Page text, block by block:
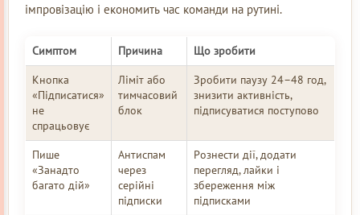
імпровізацію і економить час команди на рутині.
Симптом Причина
Що зробити
Кнопка
«Підписатися»
не
спрацьовує
Ліміт або
тимчасовий
блок
Зробити паузу 24–48 год,
знизити активність,
підписуватися поступово
Пише
«Занадто
багато дій»
Антиспам
через
серійні
підписки
Рознести дії, додати
перегляд, лайки і
збереження між
підписками